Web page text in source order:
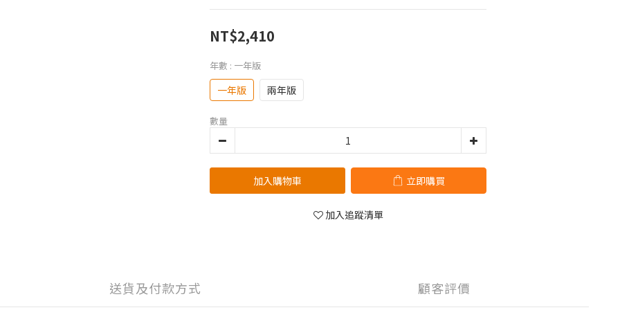
NT$2,410
年數 : 一年版
一年版 兩年版
數量
加入購物車 立即購買
加入追蹤清單
送貨及付款方式 顧客評價